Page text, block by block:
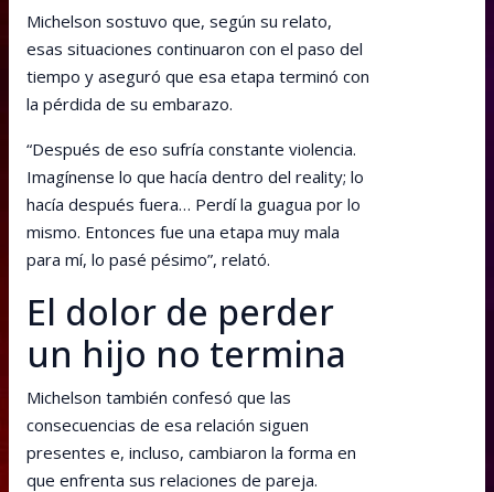
Michelson sostuvo que, según su relato,
esas situaciones continuaron con el paso del
tiempo y aseguró que esa etapa terminó con
la pérdida de su embarazo.
“Después de eso sufría constante violencia.
Imagínense lo que hacía dentro del reality; lo
hacía después fuera… Perdí la guagua por lo
mismo. Entonces fue una etapa muy mala
para mí, lo pasé pésimo”, relató.
El dolor de perder
un hijo no termina
Michelson también confesó que las
consecuencias de esa relación siguen
presentes e, incluso, cambiaron la forma en
que enfrenta sus relaciones de pareja.